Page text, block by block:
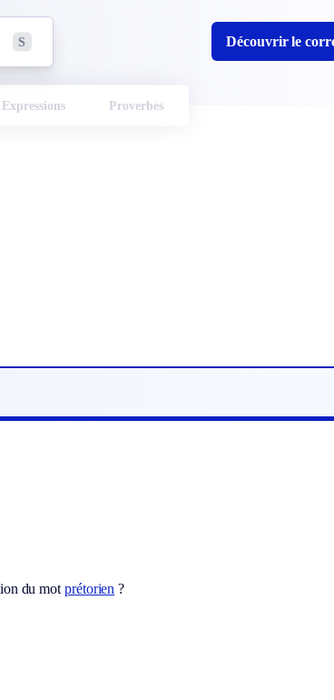
S Découvrir le
Expressions Proverbes
du motprétorien ?